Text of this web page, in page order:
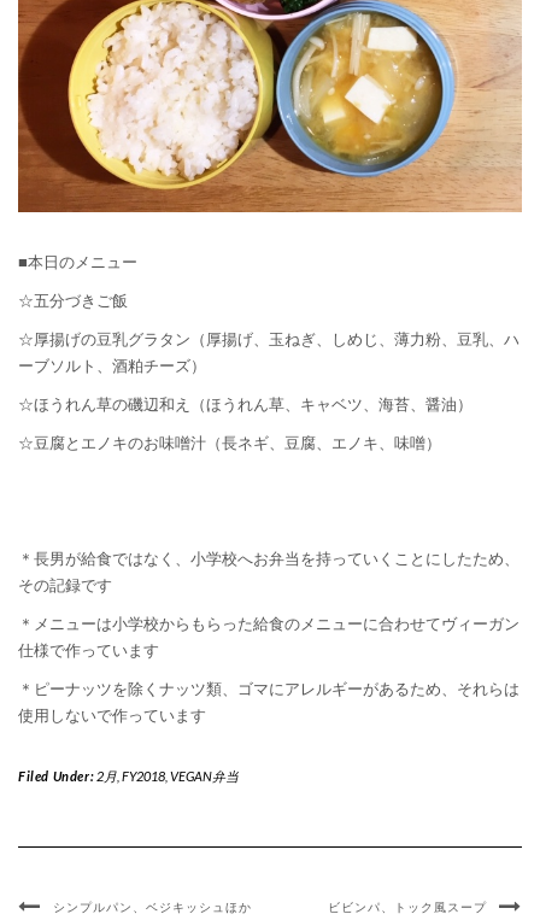
■本日のメニュー
☆五分づきご飯
☆厚揚げの豆乳グラタン（厚揚げ、玉ねぎ、しめじ、薄力粉、豆乳、ハ
ーブソルト、酒粕チーズ）
☆ほうれん草の磯辺和え（ほうれん草、キャベツ、海苔、醤油）
☆豆腐とエノキのお味噌汁（長ネギ、豆腐、エノキ、味噌）
＊長男が給食ではなく、小学校へお弁当を持っていくことにしたため、
その記録です
＊メニューは小学校からもらった給食のメニューに合わせてヴィーガン
仕様で作っています
＊ピーナッツを除くナッツ類、ゴマにアレルギーがあるため、それらは
使用しないで作っています
Filed Under: 2月, FY2018, VEGAN弁当
シンプルパン、ベジキッシュほか ビビンパ、トック風スープ